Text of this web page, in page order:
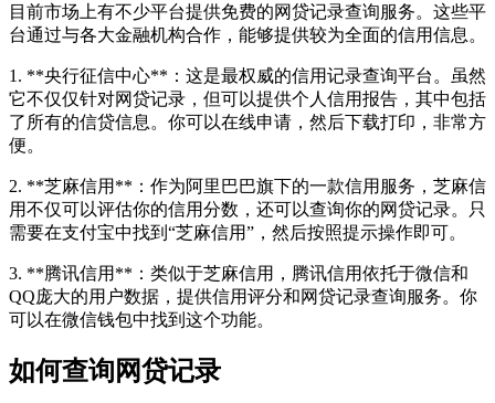
目前市场上有不少平台提供免费的网贷记录查询服务。这些平
台通过与各大金融机构合作，能够提供较为全面的信用信息。
1. **央行征信中心**：这是最权威的信用记录查询平台。虽然
它不仅仅针对网贷记录，但可以提供个人信用报告，其中包括
了所有的信贷信息。你可以在线申请，然后下载打印，非常方
便。
2. **芝麻信用**：作为阿里巴巴旗下的一款信用服务，芝麻信
用不仅可以评估你的信用分数，还可以查询你的网贷记录。只
需要在支付宝中找到“芝麻信用”，然后按照提示操作即可。
3. **腾讯信用**：类似于芝麻信用，腾讯信用依托于微信和
QQ庞大的用户数据，提供信用评分和网贷记录查询服务。你
可以在微信钱包中找到这个功能。
如何查询网贷记录